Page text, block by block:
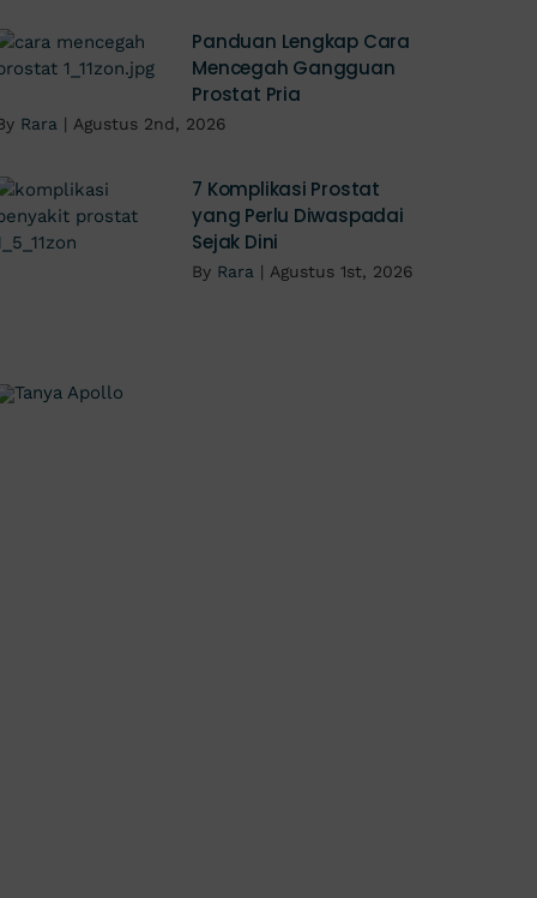
Panduan Lengkap Cara
Mencegah Gangguan
Prostat Pria
Rara | Agustus 2nd, 2026
7 Komplikasi Prostat
yang Perlu Diwaspadai
Sejak Dini
By Rara | Agustus 1st, 2026